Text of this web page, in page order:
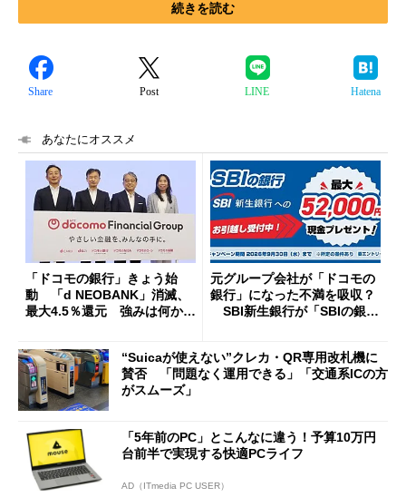
続きを読む
Share Post LINE Hatena
あなたにオススメ
「ドコモの銀行」きょう始
動 「d NEOBANK」消滅、
最大4.5％還元 強みは何か解
元グループ会社が「ドコモの
銀行」になった不満を吸収？
SBI新生銀行が「SBIの銀
開催
“Suicaが使えない”クレカ・QR専用改札機に
賛否 「問題なく運用できる」「交通系ICの方
がスムーズ」
「5年前のPC」とこんなに違う！予算10万円
台前半で実現する快適PCライフ
AD（ITmedia PC USER）